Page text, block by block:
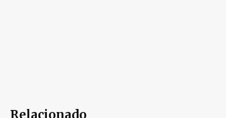
Relacionado